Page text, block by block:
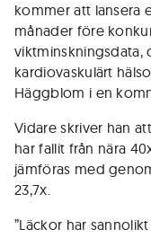
kommer att lansera
månader före
viktminskningsdata,
kardiovaskulärt
Häggblom i en
Vidare skriver han
har fallit från nära
jämföras med
23,7x.
”Läckor har